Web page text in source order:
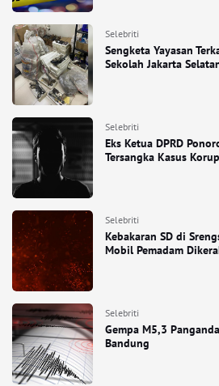
Selebriti
Sengketa Yayasan
Sekolah Jakarta
Selebriti
Eks Ketua DPRD
Tersangka Kasus
Selebriti
Kebakaran SD di
Mobil Pemadam
Selebriti
Gempa M5,3
Bandung